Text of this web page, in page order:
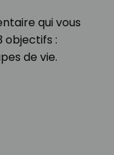
qui vous
objectifs :
de vie.